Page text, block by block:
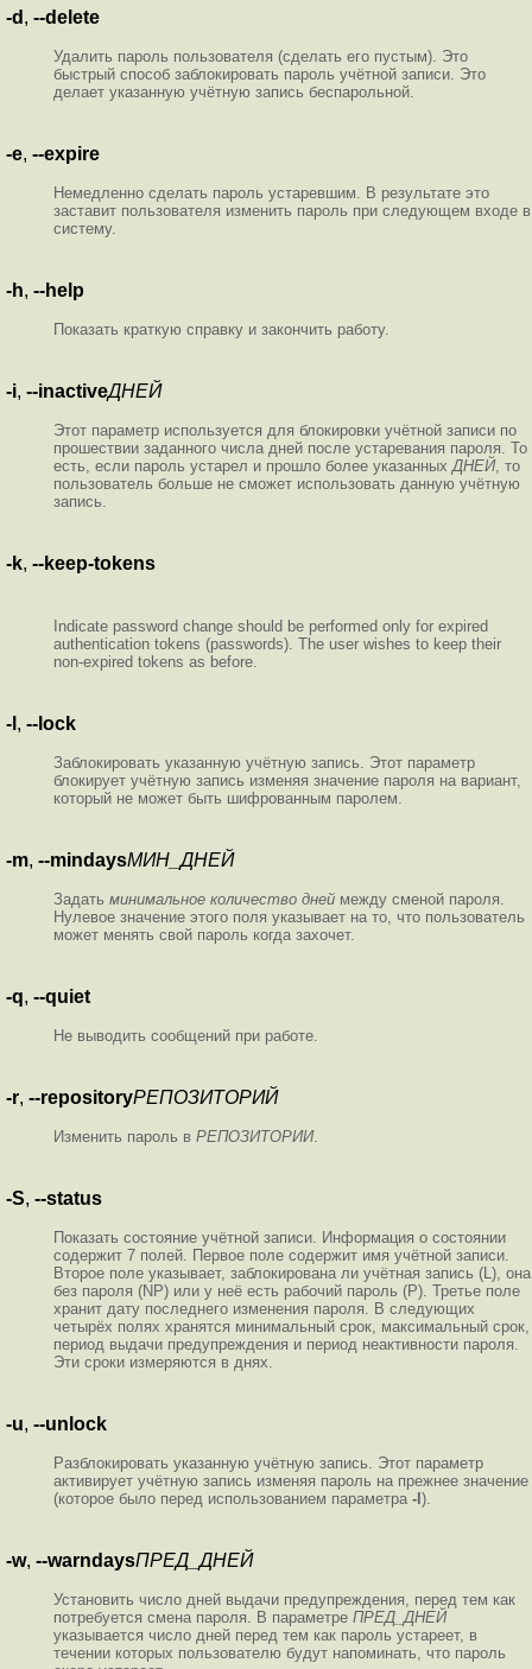
-d , --delete
Удалить пароль пользователя (сделать его пустым). Это
быстрый способ заблокировать пароль учётной записи. Это
делает указанную учётную запись беспарольной.
-e, --expire
Немедленно сделать пароль устаревшим. В результате это
заставит пользователя изменить пароль при следующем входе в
систему.
-h, --help
Показать краткую справку и закончить работу.
-i, --inactiveДНЕЙ
Этот параметр используется для блокировки учётной записи по
прошествии заданного числа дней после устаревания пароля. То
есть, если пароль устарел и прошло более указанныхДНЕЙ, то
пользователь больше не сможет использовать данную учётную
запись.
-k, --keep-tokens
Indicate password change should be performed only for expired
authentication tokens (passwords). The user wishes to keep their
non-expired tokens as before.
-l , --lock
Заблокировать указанную учётную запись. Этот параметр
блокирует учётную запись изменяя значение пароля на вариант,
который не может быть шифрованным паролем.
-m, --mindaysМИН_ДНЕЙ
Задать минимальное количество дней между сменой пароля.
Нулевое значение этого поля указывает на то, что пользователь
может менять свой пароль когда захочет.
-q, --quiet
Не выводить сообщений при работе.
-r, --repositoryРЕПОЗИТОРИЙ
Изменить пароль в РЕПОЗИТОРИИ.
-S, --status
Показать состояние учётной записи. Информация о состоянии
содержит 7 полей. Первое поле содержит имя учётной записи.
Второе поле указывает, заблокирована ли учётная запись (L), она
без пароля (NP) или у неё есть рабочий пароль (P). Третье поле
хранит дату последнего изменения пароля. В следующих
четырёх полях хранятся минимальный срок, максимальный срок,
период выдачи предупреждения и период неактивности пароля.
Эти сроки измеряются в днях.
-u, --unlock
Разблокировать указанную учётную запись. Этот параметр
активирует учётную запись изменяя пароль на прежнее значение
(которое было перед использованием параметра -l ).
-w, --warndaysПРЕД_ДНЕЙ
Установить число дней выдачи предупреждения, перед тем как
потребуется смена пароля. В параметре ПРЕД_ДНЕЙ
указывается число дней перед тем как пароль устареет, в
течении которых пользователю будут напоминать, что пароль